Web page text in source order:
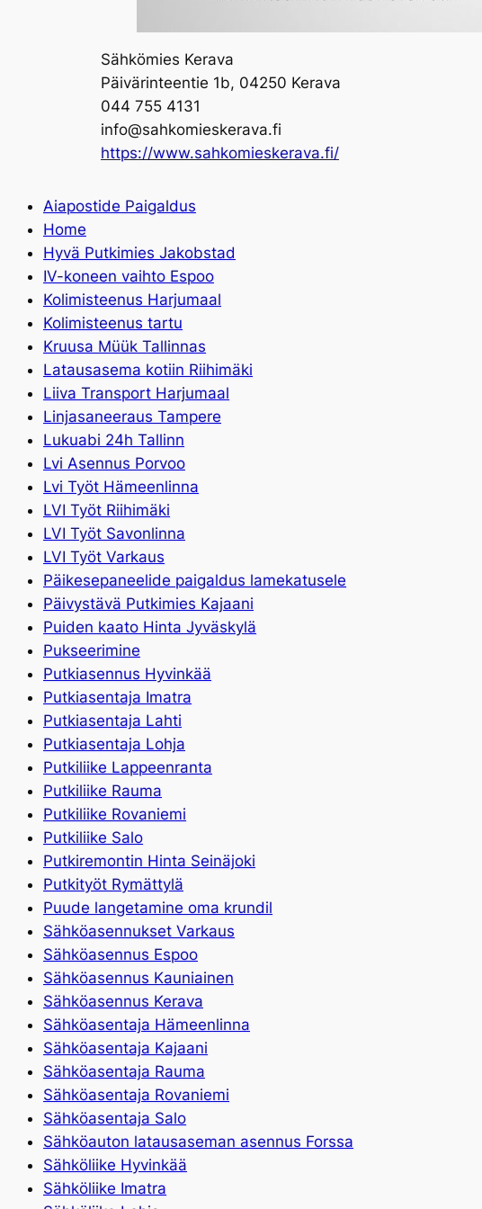
Sähkömies Kerava
Päivärinteentie 1b, 04250 Kerava
044 755 4131
info@sahkomieskerava.fi
https://www.sahkomieskerava.fi/
Aiapostide Paigaldus
Home
Hyvä Putkimies Jakobstad
IV-koneen vaihto Espoo
Kolimisteenus Harjumaal
Kolimisteenus tartu
Kruusa Müük Tallinnas
Latausasema kotiin Riihimäki
Liiva Transport Harjumaal
Linjasaneeraus Tampere
Lukuabi 24h Tallinn
Lvi Asennus Porvoo
Lvi Työt Hämeenlinna
LVI Työt Riihimäki
LVI Työt Savonlinna
LVI Työt Varkaus
Päikesepaneelide paigaldus lamekatusele
Päivystävä Putkimies Kajaani
Puiden kaato Hinta Jyväskylä
Pukseerimine
Putkiasennus Hyvinkää
Putkiasentaja Imatra
Putkiasentaja Lahti
Putkiasentaja Lohja
Putkiliike Lappeenranta
Putkiliike Rauma
Putkiliike Rovaniemi
Putkiliike Salo
Putkiremontin Hinta Seinäjoki
Putkityöt Rymättylä
Puude langetamine oma krundil
Sähköasennukset Varkaus
Sähköasennus Espoo
Sähköasennus Kauniainen
Sähköasennus Kerava
Sähköasentaja Hämeenlinna
Sähköasentaja Kajaani
Sähköasentaja Rauma
Sähköasentaja Rovaniemi
Sähköasentaja Salo
Sähköauton latausaseman asennus Forssa
Sähköliike Hyvinkää
Sähköliike Imatra